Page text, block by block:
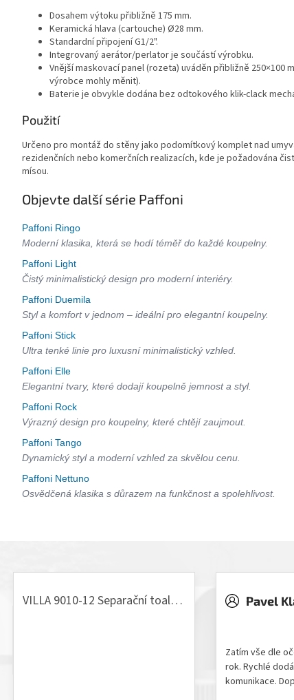
Dosahem výtoku přibližně 175 mm.
Keramická hlava (cartouche) Ø28 mm.
Standardní připojení G1/2".
Integrovaný aerátor/perlator je součástí výrobku.
Vnější maskovací panel (rozeta) uváděn přibližně 250×100
výrobce mohly měnit).
Baterie je obvykle dodána bez odtokového klik-clack
Použití
Určeno pro montáž do stěny jako podomítkový komplet nad
rezidenčních nebo komerčních realizacích, kde je požadována
mísou.
Objevte další série Paffoni
Paffoni Ringo
Moderní klasika, která se hodí téměř do každé koupelny.
Paffoni Light
Čistý minimalistický design pro moderní interiéry.
Paffoni Duemila
Styl a komfort v jednom – ideální pro elegantní koupelny.
Paffoni Stick
Ultra tenké linie pro luxusní minimalistický vzhled.
Paffoni Elle
Elegantní tvary, které dodají koupelně jemnost a styl.
Paffoni Rock
Výrazný design pro koupelny, které chtějí zaujmout.
Paffoni Tango
Dynamický styl a moderní vzhled za skvělou cenu.
Paffoni Nettuno
Osvědčená klasika s důrazem na funkčnost a spolehlivost.
VILLA 9010-12 Separační toaleta, 230/12V Pavel
Zatím vše dle
rok. Rychlé
komunikace.